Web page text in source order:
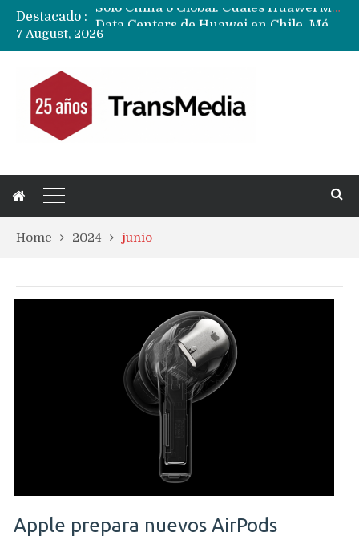
Destacado :
Data Centers de Huawei en Chile, México, Brasil,Perú y Argentina podrían verse afectados por arremetida de EE.UU
7 August, 2026
Home 2024 junio
Apple prepara nuevos AirPods